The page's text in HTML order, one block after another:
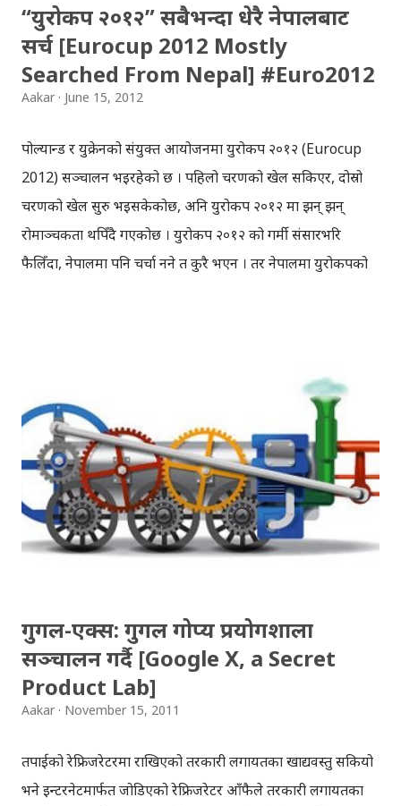
“युरोकप २०१२” सबैभन्दा धेरै नेपालबाट
सर्च [Eurocup 2012 Mostly
Searched From Nepal] #Euro2012
Aakar June 15, 2012
पोल्यान्ड र युक्रेनको संयुक्त आयोजनमा युरोकप २०१२ (Eurocup
2012) सञ्चालन भइरहेको छ । पहिलो चरणको खेल सकिएर, दोस्रो
चरणको खेल सुरु भइसकेकोछ, अनि युरोकप २०१२ मा झन् झन्
रोमाञ्चकता थपिँदै गएकोछ । युरोकप २०१२ को गर्मी संसारभरि
फैलिँदा, नेपालमा पनि चर्चा नहुने त कुरै भएन । तर नेपालमा युरोकपको
प्रतिस्पर्धाहरुमा नेपालले खासै प्रगति गर्न नसकेपनि, नेपालमा फुटबल
खेल प्रेमीहरुको जमात चाँहि दिनहुँ बढ्दो छ । हामी फुटबल भनेपछि
आफ्नो निन्द्रै माया मारेर, रात रात भर जागा बसेर फुटबल हेर्छौँ ।
फुटबल खेल हेर्न कै लागि, चोकचोकमा स्थानिय क्लब र युवाहरुले
प्रोजेक्टर नै राख्ने गरेकाछन् । गुगल ट्रेन्डका अनुसार युरोकप सबैभन्दा
धेरै काठमाडौँ, नेपालबाट गुगलमा खोजि गरिएकोछ । यसले पनि
नेपालमा फुटबलको ‘क्रेज’ कति छ भनेर थाहा पाउन सकिन्छ । साथै,
गुगल-एक्स: गुगल गोप्य प्रयोगशाला
सञ्चालन गर्दै [Google X, a Secret
Product Lab]
Aakar November 15, 2011
तपाईको रेफ्रिजरेटरमा राखिएको तरकारी लगायतका खाद्यवस्तु सकियो
भने इन्टरनेटमार्फत जोडिएको रेफ्रिजरेटर आँफैले तरकारी लगायतका